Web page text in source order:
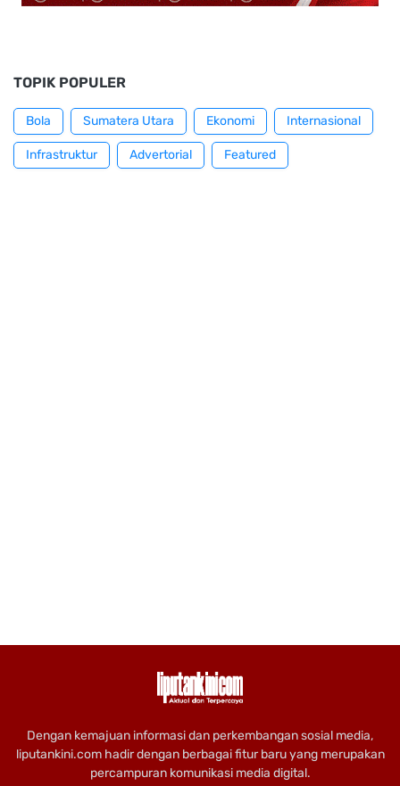
TOPIK POPULER
Bola Sumatera Utara Ekonomi Internasional
Infrastruktur Advertorial Featured
Dengan kemajuan informasi dan perkembangan sosial media,
liputankini.com hadir dengan berbagai fitur baru yang merupakan
percampuran komunikasi media digital.